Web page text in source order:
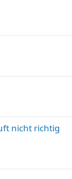
nicht richtig